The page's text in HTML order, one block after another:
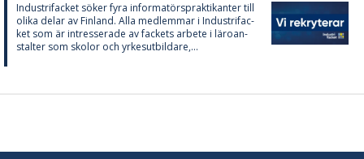
In­du­stri­fac­ket sö­ker fyra in­for­ma­tör­sprak­ti­kan­ter till
oli­ka de­lar av Fin­land. Alla med­lem­mar i In­du­stri­fac­
ket som är in­tres­se­ra­de av fac­kets ar­bete i läro­an­
stal­ter som sko­lor och yr­kes­ut­bil­da­re,...